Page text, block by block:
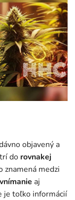
objavený a
do rovnakej
znamená medzi
aj
je toľko informácií